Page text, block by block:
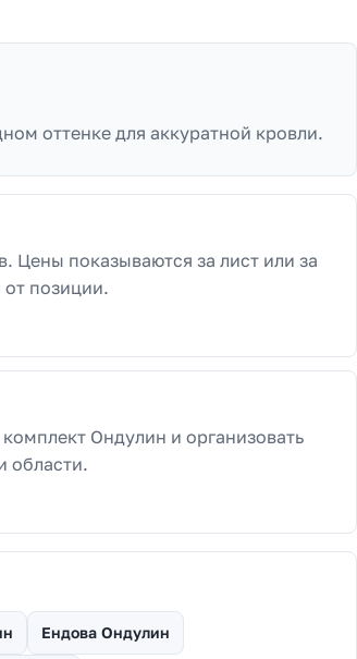
оттенке для аккуратной кровли.
Цены показываются за лист или за
от позиции.
Ондулин и организовать
области.
Ендова Ондулин